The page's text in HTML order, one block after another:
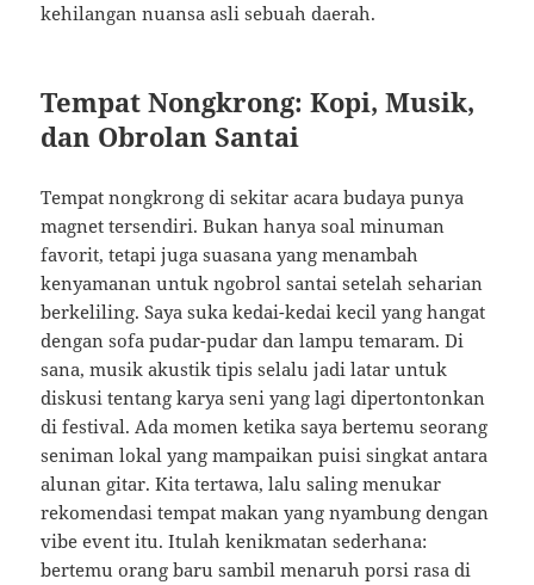
kehilangan nuansa asli sebuah daerah.
Tempat Nongkrong: Kopi, Musik,
dan Obrolan Santai
Tempat nongkrong di sekitar acara budaya punya
magnet tersendiri. Bukan hanya soal minuman
favorit, tetapi juga suasana yang menambah
kenyamanan untuk ngobrol santai setelah seharian
berkeliling. Saya suka kedai-kedai kecil yang hangat
dengan sofa pudar-pudar dan lampu temaram. Di
sana, musik akustik tipis selalu jadi latar untuk
diskusi tentang karya seni yang lagi dipertontonkan
di festival. Ada momen ketika saya bertemu seorang
seniman lokal yang mampaikan puisi singkat antara
alunan gitar. Kita tertawa, lalu saling menukar
rekomendasi tempat makan yang nyambung dengan
vibe event itu. Itulah kenikmatan sederhana:
bertemu orang baru sambil menaruh porsi rasa di